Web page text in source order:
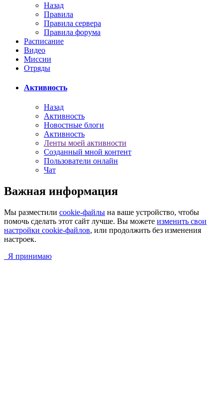
Назад
Правила
Правила сервера
Правила форума
Расписание
Видео
Миссии
Отряды
Активность
Назад
Активность
Новостные блоги
Активность
Ленты моей активности
Созданный мной контент
Пользователи онлайн
Чат
Важная информация
Мы разместили cookie-файлы на ваше устройство, чтобы
помочь сделать этот сайт лучше. Вы можете изменить свои
настройки cookie-файлов, или продолжить без изменения
настроек.
Я принимаю